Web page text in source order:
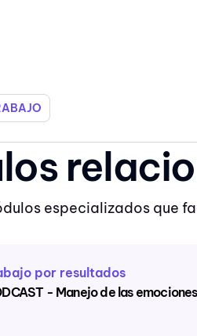
especializados que
por resultados
- Manejo de las emociones